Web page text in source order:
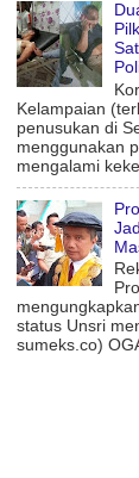
Kelampaian
penusukan di
menggunakan
mengalami
status Unsri
sumeks.co)